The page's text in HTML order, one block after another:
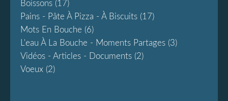
Boissons (17)
Pains - Pâte À Pizza - À Biscuits (17)
Mots En Bouche (6)
L'eau À La Bouche - Moments Partages (3)
Vidéos - Articles - Documents (2)
Voeux (2)